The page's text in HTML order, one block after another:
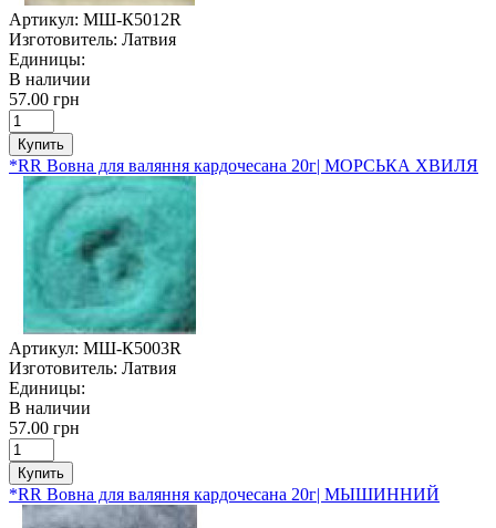
Артикул: МШ-К5012R
Изготовитель: Латвия
Единицы:
В наличии
57.00 грн
Купить
*RR Вовна для валяння кардочесана 20г| МОРСЬКА ХВИЛЯ
Артикул: МШ-К5003R
Изготовитель: Латвия
Единицы:
В наличии
57.00 грн
Купить
*RR Вовна для валяння кардочесана 20г| МЫШИННИЙ